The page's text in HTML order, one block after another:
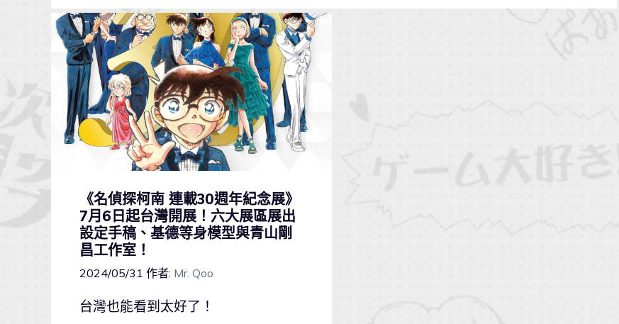
《名偵探柯南 連載30週年紀念展》
7月6日起台灣開展！六大展區展出
設定手稿、基德等身模型與青山剛
昌工作室！
2024/05/31 作者: Mr. Qoo
台灣也能看到太好了！